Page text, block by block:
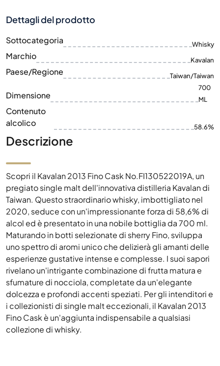
Dettagli del prodotto
Sottocategoria Whisky
Marchio Kavalan
Paese/Regione Taiwan/Taiwan
Dimensione
700
ML
Contenuto
alcolico
58.6%
Descrizione
Scopri il Kavalan 2013 Fino Cask No.FI130522019A, un
pregiato single malt dell'innovativa distilleria Kavalan di
Taiwan. Questo straordinario whisky, imbottigliato nel
2020, seduce con un'impressionante forza di 58,6% di
alcol ed è presentato in una nobile bottiglia da 700 ml.
Maturando in botti selezionate di sherry Fino, sviluppa
uno spettro di aromi unico che delizierà gli amanti delle
esperienze gustative intense e complesse. I suoi sapori
rivelano un'intrigante combinazione di frutta matura e
sfumature di nocciola, completate da un'elegante
dolcezza e profondi accenti speziati. Per gli intenditori e
i collezionisti di single malt eccezionali, il Kavalan 2013
Fino Cask è un'aggiunta indispensabile a qualsiasi
collezione di whisky.